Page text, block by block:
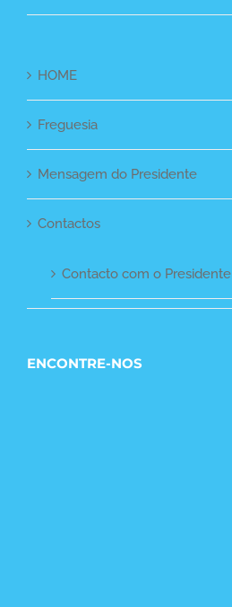
HOME
Freguesia
Mensagem do Presidente
Contactos
Contacto com o Presidente
ENCONTRE-NOS